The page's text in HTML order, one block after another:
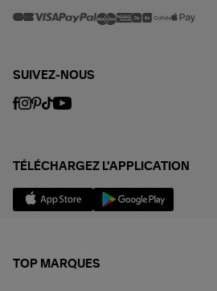
SUIVEZ-NOUS
TÉLÉCHARGEZ L'APPLICATION
TOP MARQUES